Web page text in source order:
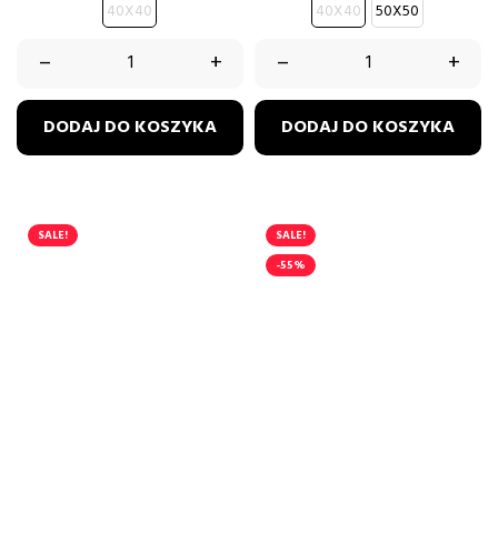
40X40
– +
DODAJ DO KOSZYKA
40X40 50X50
– +
DODAJ DO KOSZYKA
SALE!
SALE!
-55%